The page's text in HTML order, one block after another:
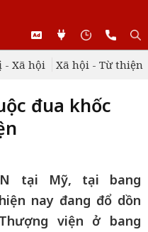
- Xã hội Xã hội - Từ thiện
đua khốc
tại Mỹ, tại bang
nay đang đổ dồn
viện ở bang